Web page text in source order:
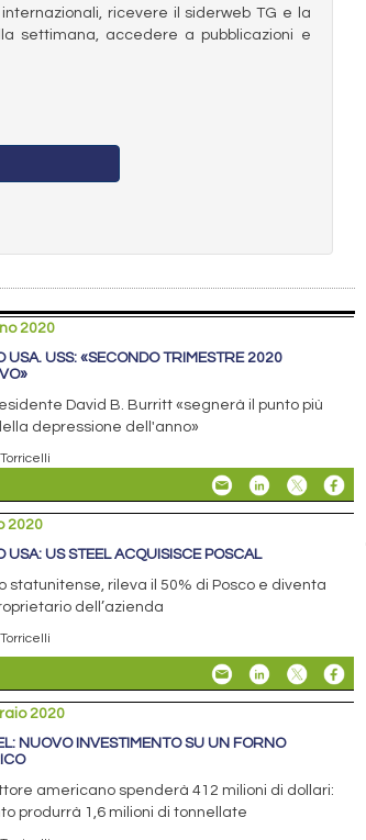
ricevere il siderweb TG e la
settimana, accedere a pubblicazioni e
2020
USA. USS: «SECONDO TRIMESTRE 2020
David B. Burritt «segnerà il punto più
depressione dell'anno»
2020
USA: US STEEL ACQUISISCE POSCAL
statunitense, rileva il 50% di Posco e diventa
dell’azienda
2020
NUOVO INVESTIMENTO SU UN FORNO
americano spenderà 412 milioni di dollari:
produrrà 1,6 milioni di tonnellate